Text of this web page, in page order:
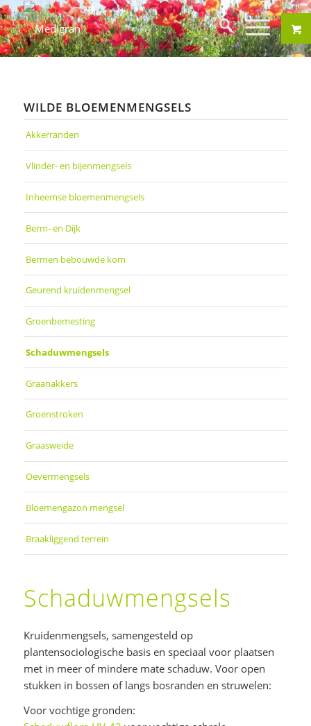
WILDE BLOEMENMENGSELS
Akkerranden
Vlinder- en bijenmengsels
Inheemse bloemenmengsels
Berm- en Dijk
Bermen bebouwde kom
Geurend kruidenmengsel
Groenbemesting
Schaduwmengsels
Graanakkers
Groenstroken
Graasweide
Oevermengsels
Bloemengazon mengsel
Braakliggend terrein
Schaduwmengsels
Kruidenmengsels, samengesteld op
plantensociologische basis en speciaal voor plaatsen
met in meer of mindere mate schaduw. Voor open
stukken in bossen of langs bosranden en struwelen:
Voor vochtige gronden: